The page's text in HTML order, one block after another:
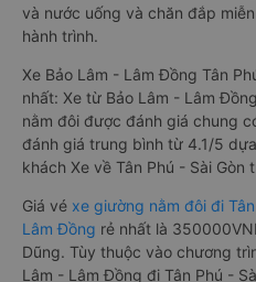
và nước uống và chăn đắp
hành trình.
Xe Bảo Lâm - Lâm Đồng Tân
nhất: Xe từ Bảo Lâm - Lâm
nằm đôi được đánh giá chung
đánh giá trung bình từ 4.1/5
khách Xe về Tân Phú - Sài Gòn
Giá vé xe giường nằm đôi đi
Lâm Đồng rẻ nhất là
Dũng. Tùy thuộc vào chương
Lâm - Lâm Đồng đi Tân Phú -